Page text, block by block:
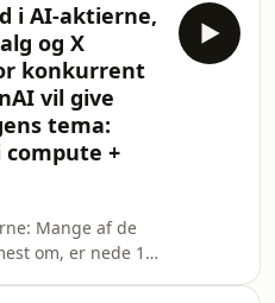
det dem, der tør
Med Clayton
dilemma som
på datacenter-
35-60 mia.
gigawatt, og
stort set
Ant
i AI-aktierne,
og X
konkurrent
vil give
tema:
+
Mange af de
om, er nede 15-